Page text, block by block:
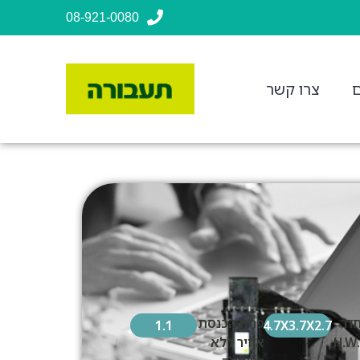
08-921-0080
צרו קשר
4.7X3.7X2.7פתח הכנסת
אוויר ללא
1.1